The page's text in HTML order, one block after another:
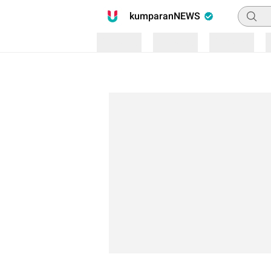
kumparanNEWS